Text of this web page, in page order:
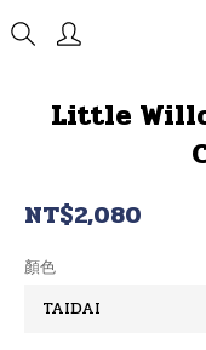
Little
NT$2,080
顏色